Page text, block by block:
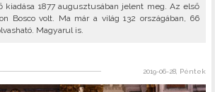
kiadása 1877 augusztusában jelent meg. Az első
Bosco volt. Ma már a világ 132 országában, 66
Magyarul is.
2019-06-28, Péntek